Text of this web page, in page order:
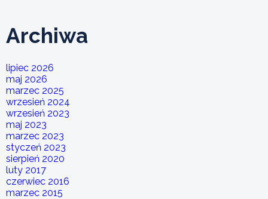
Archiwa
lipiec 2026
maj 2026
marzec 2025
wrzesień 2024
wrzesień 2023
maj 2023
marzec 2023
styczeń 2023
sierpień 2020
luty 2017
czerwiec 2016
marzec 2015